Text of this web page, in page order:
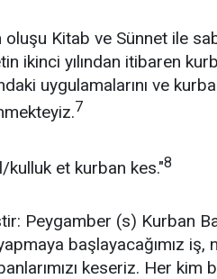
oluşu Kitab ve Sünnet ile
ikinci yılından itibaren
uygulamalarını ve
7
kulluk et kurban kes."8
Peygamber (s) Kurban
başlayacağımız iş,
keseriz. Her kim